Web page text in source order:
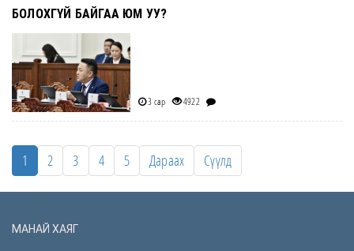
БОЛОХГҮЙ БАЙГАА ЮМ УУ?
3 сар 4922
1 2 3 4 5 Дараах Сүүлд
МАНАЙ ХАЯГ